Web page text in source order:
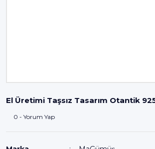
El Üretimi Taşsız Tasarım Otantik
0 - Yorum Yap